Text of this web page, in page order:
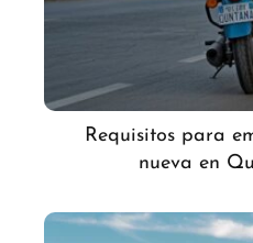
Requisitos para
nueva en